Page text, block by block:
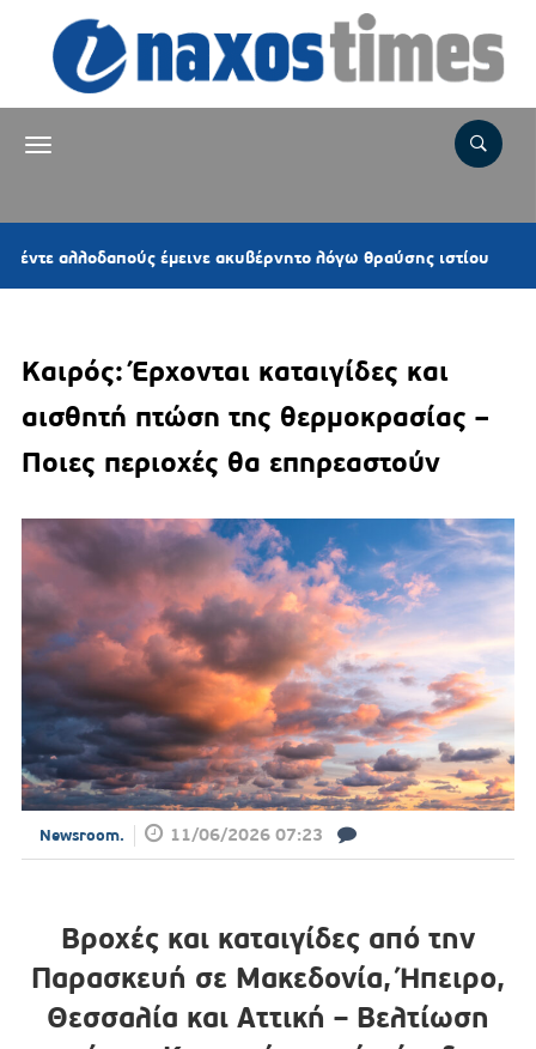
έμεινε ακυβέρνητο λόγω θραύσης ιστίου 26 λεπτά
Καιρός: Έρχονται καταιγίδες και
αισθητή πτώση της θερμοκρασίας –
Ποιες περιοχές θα επηρεαστούν
Newsroom. 11/06/2026 07:23
Βροχές και καταιγίδες από την
Παρασκευή σε Μακεδονία, Ήπειρο,
Θεσσαλία και Αττική – Βελτίωση